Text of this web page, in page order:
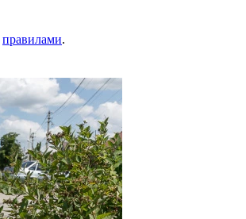
правилами.